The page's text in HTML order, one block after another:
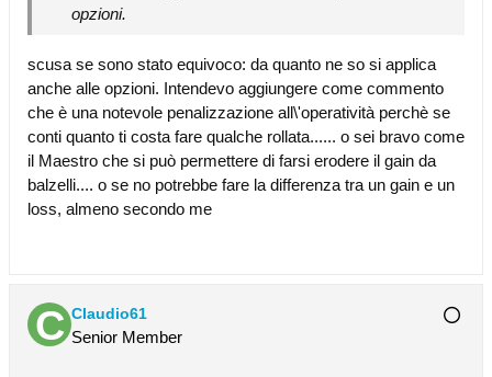
opzioni.
scusa se sono stato equivoco: da quanto ne so si applica
anche alle opzioni. Intendevo aggiungere come commento
che è una notevole penalizzazione all\'operatività perchè se
conti quanto ti costa fare qualche rollata...... o sei bravo come
il Maestro che si può permettere di farsi erodere il gain da
balzelli.... o se no potrebbe fare la differenza tra un gain e un
loss, almeno secondo me
Claudio61
Senior Member